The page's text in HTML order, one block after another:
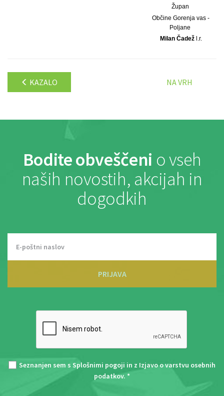
Župan
Občine Gorenja vas -
Poljane
Milan Čadežl.r.
KAZALO NA VRH
Bodite obveščeni o vseh
naših novostih, akcijah in
dogodkih
PRIJAVA
Seznanjen sem s Splošnimi pogoji in z Izjavo o varstvu osebnih
podatkov. *